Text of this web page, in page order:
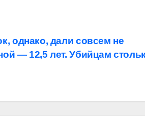
однако, дали совсем не
— 12,5 лет. Убийцам